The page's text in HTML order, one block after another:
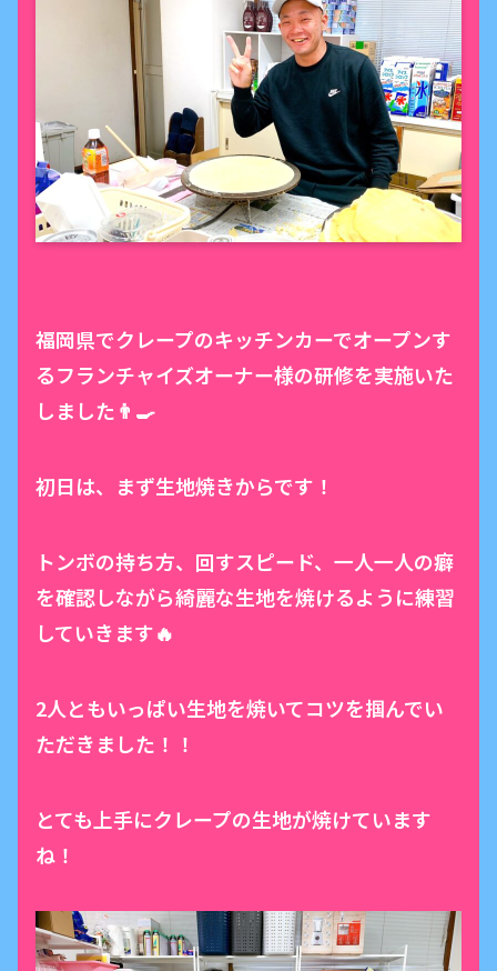
福岡県でクレープのキッチンカーでオープンす
るフランチャイズオーナー様の研修を実施いた
しました👨‍🍳
初日は、まず生地焼きからです！
トンボの持ち方、回すスピード、一人一人の癖
を確認しながら綺麗な生地を焼けるように練習
していきます🔥
2人ともいっぱい生地を焼いてコツを掴んでい
ただきました！！
とても上手にクレープの生地が焼けています
ね！